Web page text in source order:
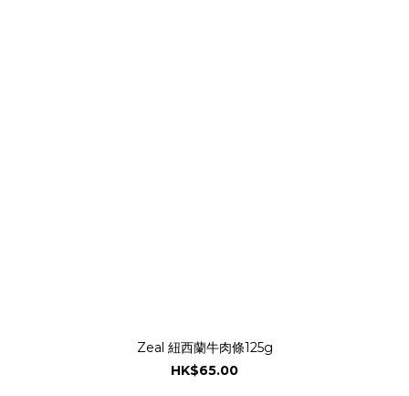
Zeal 紐西蘭牛肉條125g
HK$65.00